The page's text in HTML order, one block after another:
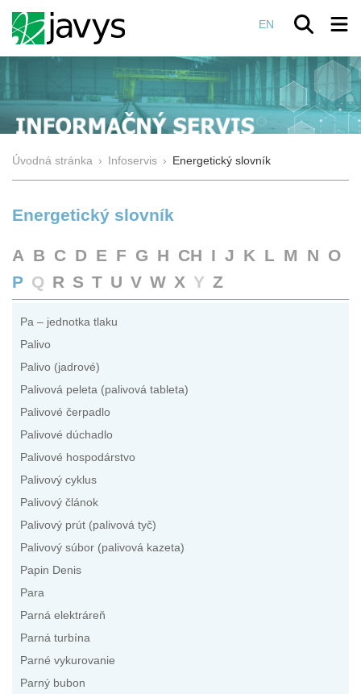
EN
Úvodná stránka › Infoservis › Energetický slovník
Energetický slovník
A B C D E F G H CH I J K L M N O
P Q R S T U V W X Y Z
Pa – jednotka tlaku
Palivo
Palivo (jadrové)
Palivová peleta (palivová tableta)
Palivové čerpadlo
Palivové dúchadlo
Palivové hospodárstvo
Palivový cyklus
Palivový článok
Palivový prút (palivová tyč)
Palivový súbor (palivová kazeta)
Papin Denis
Para
Parná elektráreň
Parná turbína
Parné vykurovanie
Parný bubon